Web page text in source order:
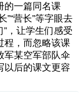
的一篇同名课
”“营长”等字眼去
”，让学生们感受
程，而忽略该课
某空军部队伞
以后的课文更容